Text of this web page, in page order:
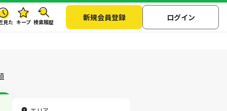
見た キープ 検索履歴 新規会員登録 ログイン